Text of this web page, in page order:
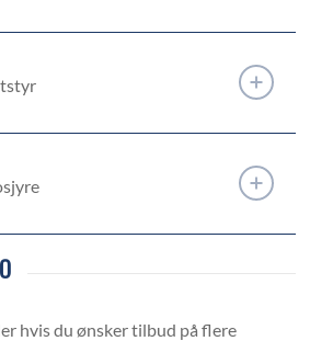
hvis du ønsker tilbud på flere